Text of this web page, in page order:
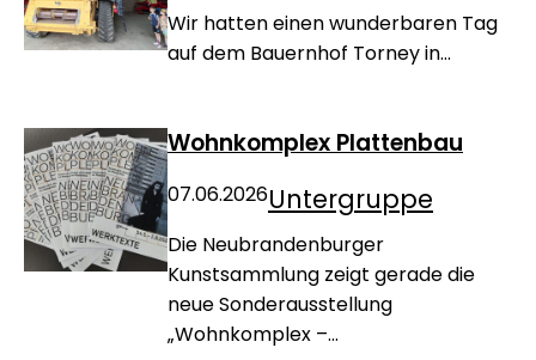
Wir hatten einen wunderbaren Tag
auf dem Bauernhof Torney in...
Wohnkomplex Plattenbau
07.06.2026Untergruppe
Die Neubrandenburger
Kunstsammlung zeigt gerade die
neue Sonderausstellung
„Wohnkomplex –...